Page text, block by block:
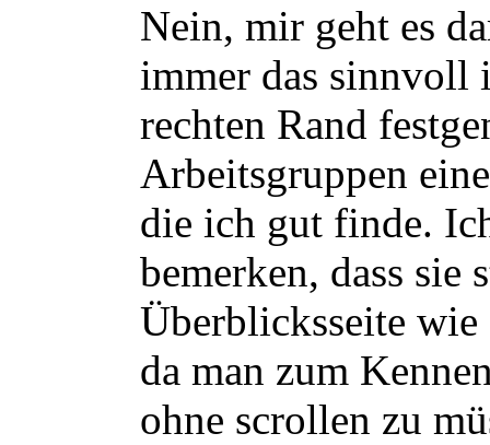
Nein, mir geht es
immer das sinnvoll
rechten Rand
Arbeitsgruppen
die ich gut finde.
bemerken, dass sie
Überblicksseite
da man zum
ohne scrollen zu